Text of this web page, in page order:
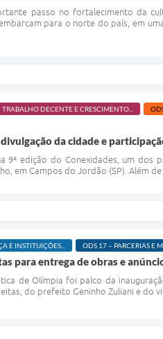
passo no fortalecimento da
para o norte do país, em
DECENTE E CRESCIMENTO...
da cidade e
9ª edição do Conexidades, um
em Campos do Jordão (SP). Além
E INSTITUIÇÕES... ODS 17 – PARCERIAS E
para entrega de obras e
de Olímpia foi palco da
do prefeito Geninho Zuliani e do